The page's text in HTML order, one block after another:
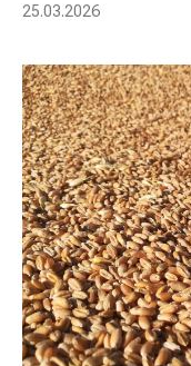
25.03.2026